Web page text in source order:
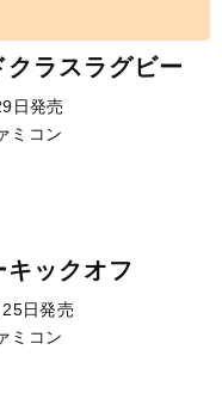
クラスラグビー
日発売
ミコン
キックオフ
日発売
ミコン